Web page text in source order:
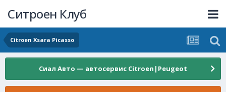
Ситроен Клуб
Citroen Xsara Picasso
Сиал Авто — автосервис Citroen|Peugeot